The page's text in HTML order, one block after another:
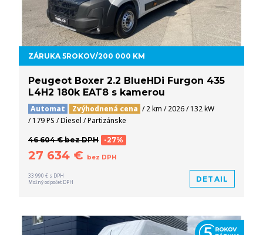
ZÁRUKA 5ROKOV/200 000 KM
Peugeot Boxer 2.2 BlueHDi Furgon 435
L4H2 180k EAT8 s kamerou
Automat Zvýhodnená cena / 2 km / 2026 / 132 kW
/ 179 PS / Diesel / Partizánske
46 604 € bez DPH -27%
27 634 € bez DPH
33 990 € s DPH
Možný odpočet DPH
DETAIL